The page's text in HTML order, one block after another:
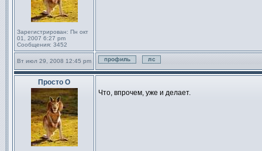
Зарегистрирован: Пн окт
01, 2007 6:27 pm
Сообщения: 3452
Вт июл 29, 2008 12:45 pm
Профиль
Отправить личное
Просто О
Что, впрочем, уже и делает.